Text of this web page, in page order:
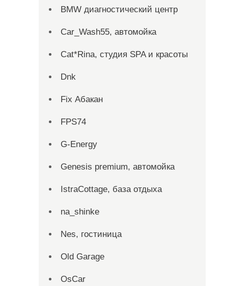
BMW диагностический центр
Car_Wash55, автомойка
Cat*Rina, студия SPA и красоты
Dnk
Fix Абакан
FPS74
G-Energy
Genesis premium, автомойка
IstraCottage, база отдыха
na_shinke
Nes, гостиница
Old Garage
OsCar